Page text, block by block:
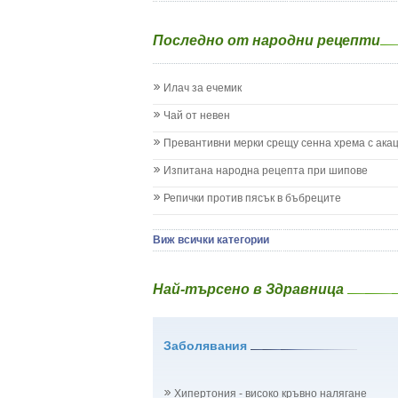
Жълтеница
Запек на бебето и детето
Кашлица при бебето и детето
Колики
Менингит
Млечница
Нощно напикаване - енуреза
Плач
Проблеми с очите на бебето и детето
Последно от народни рецепти
Илач за ечемик
Чай от невен
Превантивни мерки срещу сенна хрема с
Изпитана народна рецепта при шипове
Репички против пясък в бъбреците
Виж всички категории
Най-търсено в Здравница
Заболявания
Хипертония - високо кръвно налягане